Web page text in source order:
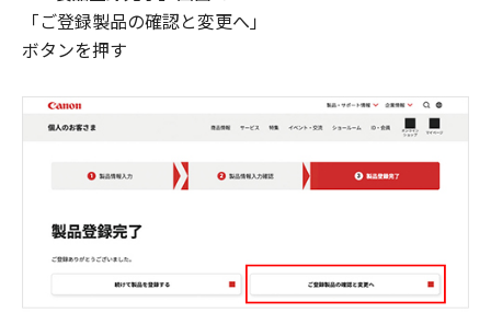
「ご登録製品の確認と変更へ」
ボタンを押す